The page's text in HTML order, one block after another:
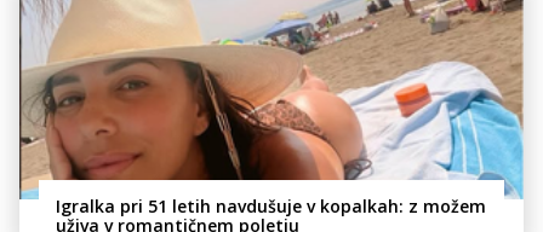
Igralka pri 51 letih navdušuje v kopalkah: z možem
uživa v romantičnem poletju